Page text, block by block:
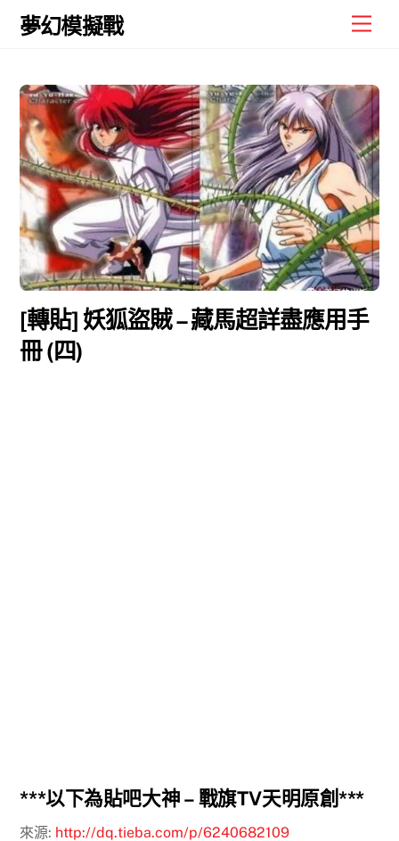
Skip
夢幻模擬戰
[轉貼] 妖狐盜賊 – 藏馬超詳盡應用手
冊 (四)
***以下為貼吧大神 – 戰旗TV天明原創***
來源: http://dq.tieba.com/p/6240682109